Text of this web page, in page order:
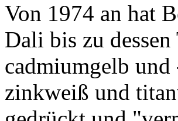
Von 1974 an hat
Dali bis zu
cadmiumgelb
zinkweiß und